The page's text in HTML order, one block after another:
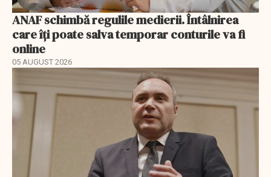
ANAF schimbă regulile medierii. Întâlnirea
care îți poate salva temporar conturile va fi
online
05 AUGUST 2026